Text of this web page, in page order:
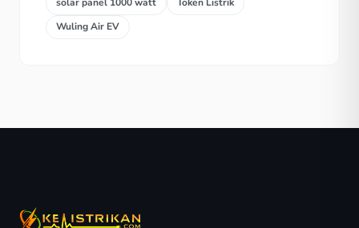
Wuling Air EV